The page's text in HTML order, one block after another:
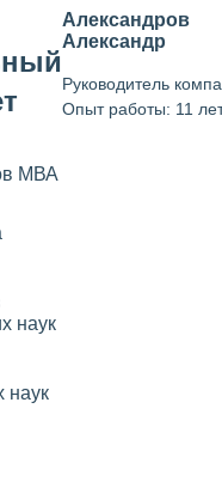
МВА
наук
наук
Александров
Александр
Руководитель
Опыт работы: 11